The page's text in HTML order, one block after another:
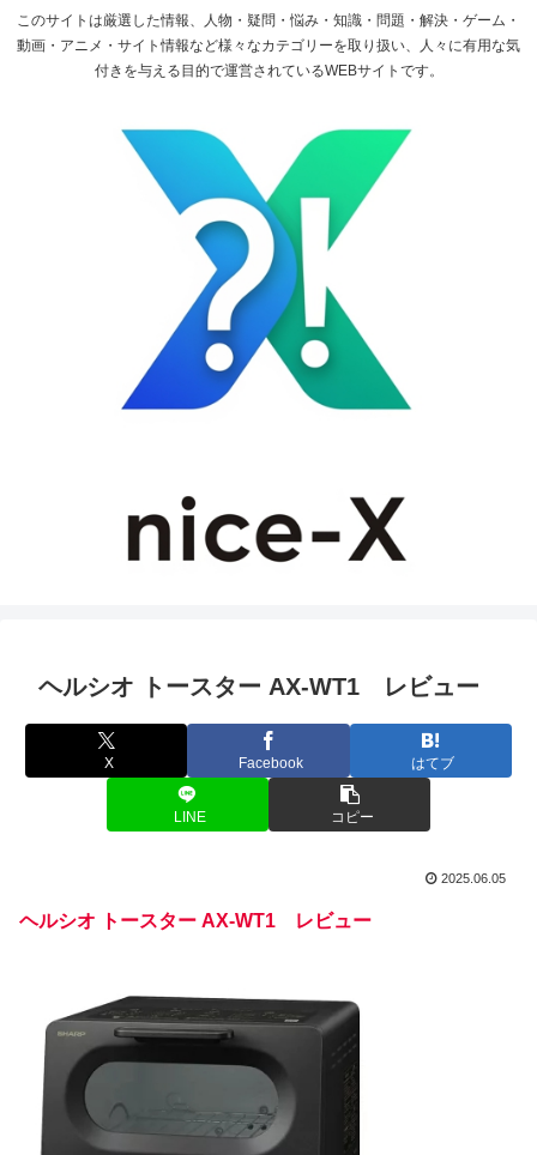
このサイトは厳選した情報、人物・疑問・悩み・知識・問題・解決・ゲーム・
動画・アニメ・サイト情報など様々なカテゴリーを取り扱い、人々に有用な気
付きを与える目的で運営されているWEBサイトです。
ヘルシオ トースター AX-WT1 レビュー
X Facebook はてブ
LINE コピー
2025.06.05
ヘルシオ トースター AX-WT1 レビュー